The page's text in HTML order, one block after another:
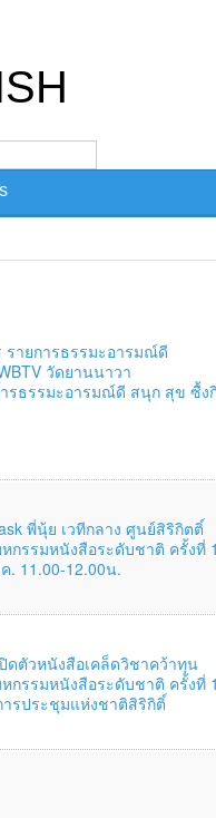
รายการธรรมะอารมณ์ดี
วัดยานนาวา
รธรรมะอารมณ์ดี สนุก สุข ซื้ง
พี่นุ้ย เวทีกลาง ศูนย์สิริกิตติ์
กรรมหนังสือระดับชาติ ครั้งที่
. 11.00-12.00น.
ดตัวหนังสือเคล็ดวิชาคว้าทุน
กรรมหนังสือระดับชาติ ครั้งที่
รประชุมแห่งชาติสิริกิติ์